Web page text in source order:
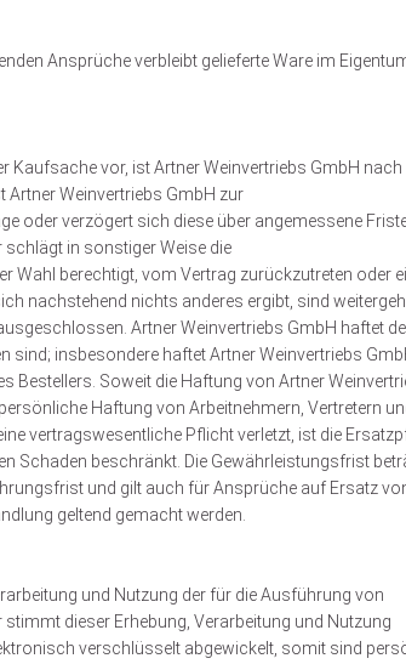
Ansprüche verbleibt gelieferte Ware im
Kaufsache vor, ist Artner Weinvertriebs GmbH nach
Artner Weinvertriebs GmbH zur
oder verzögert sich diese über angemessene
schlägt in sonstiger Weise die
Wahl berechtigt, vom Vertrag zurückzutreten oder
nachstehend nichts anderes ergibt, sind
Artner Weinvertriebs GmbH haftet
sind; insbesondere haftet Artner Weinvertriebs
Bestellers. Soweit die Haftung von Artner
Haftung von Arbeitnehmern, Vertretern
vertragswesentliche Pflicht verletzt, ist die
Schaden beschränkt. Die Gewährleistungsfrist
und gilt auch für Ansprüche auf Ersatz
geltend gemacht werden.
und Nutzung der für die Ausführung von
dieser Erhebung, Verarbeitung und Nutzung
verschlüsselt abgewickelt, somit sind